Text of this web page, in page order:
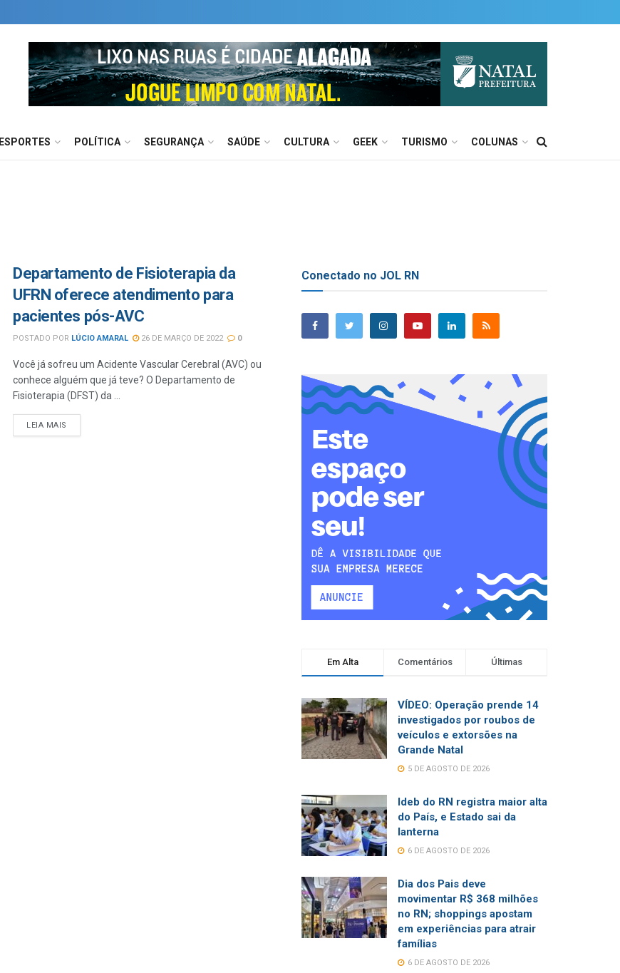
ESPORTES POLÍTICA SEGURANÇA SAÚDE CULTURA GEEK TURISMO COLUNAS
Departamento de Fisioterapia da
UFRN oferece atendimento para
pacientes pós-AVC
POSTADO POR LÚCIO AMARAL 26 DE MARÇO DE 2022 0
Você já sofreu um Acidente Vascular Cerebral (AVC) ou
conhece alguém que já teve? O Departamento de
Fisioterapia (DFST) da ...
LEIA MAIS
Conectado no JOL RN
Em Alta Comentários Últimas
VÍDEO: Operação prende 14
investigados por roubos de
veículos e extorsões na
Grande Natal
5 DE AGOSTO DE 2026
Ideb do RN registra maior alta
do País, e Estado sai da
lanterna
6 DE AGOSTO DE 2026
Dia dos Pais deve
movimentar R$ 368 milhões
no RN; shoppings apostam
em experiências para atrair
famílias
6 DE AGOSTO DE 2026